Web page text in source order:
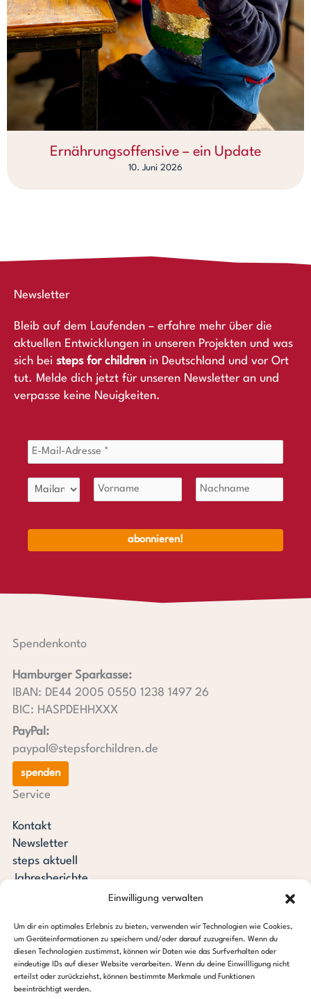
Einwilligung verwalten
Um dir ein optimales Erlebnis zu bieten, verwenden wir Technologien wie Cookies,
um Geräteinformationen zu speichern und/oder darauf zuzugreifen. Wenn du
diesen Technologien zustimmst, können wir Daten wie das Surfverhalten oder
eindeutige IDs auf dieser Website verarbeiten. Wenn du deine Einwillligung nicht
erteilst oder zurückziehst, können bestimmte Merkmale und Funktionen
beeinträchtigt werden.
Ernährungsoffensive – ein Update
10. Juni 2026
Newsletter
Bleib auf dem Laufenden – erfahre mehr über die
aktuellen Entwicklungen in unseren Projekten und was
sich bei steps for children in Deutschland und vor Ort
tut. Melde dich jetzt für unseren Newsletter an und
verpasse keine Neuigkeiten.
Spendenkonto
Hamburger Sparkasse:
IBAN: DE44 2005 0550 1238 1497 26
BIC: HASPDEHHXXX
PayPal:
paypal@stepsforchildren.de
spenden
Service
Kontakt
Newsletter
steps aktuell
Jahresberichte
Pressespiegel
Stiftung steps for children
c/o Regus Altona